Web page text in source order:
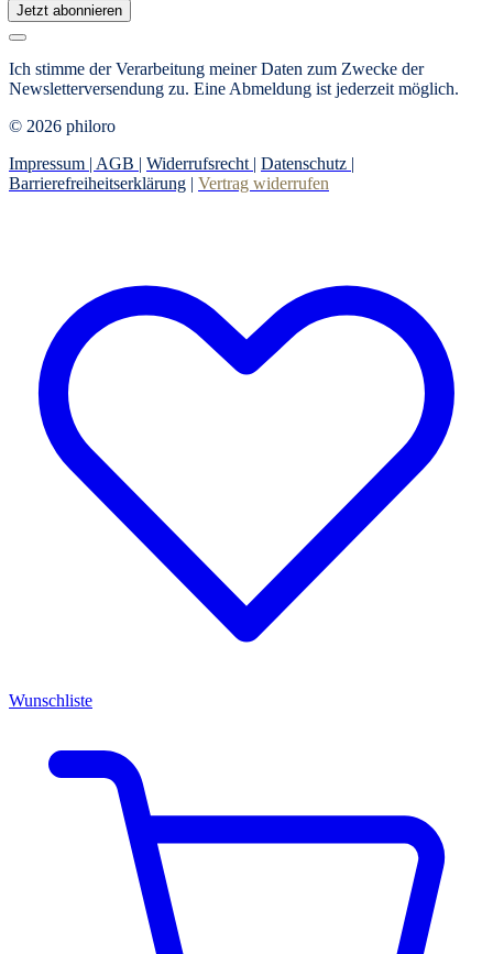
Jetzt abonnieren
Ich stimme der Verarbeitung meiner Daten zum Zwecke der
Newsletterversendung zu. Eine Abmeldung ist jederzeit möglich.
© 2026 philoro
Impressum | AGB | Widerrufsrecht | Datenschutz |
Barrierefreiheitserklärung | Vertrag widerrufen
Wunschliste